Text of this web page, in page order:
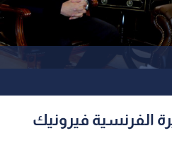
الفرنسية فيرونيك